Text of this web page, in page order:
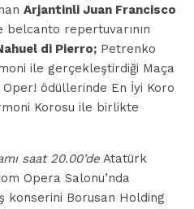
Arjantinli Juan Francisco
belcanto repertuvarının
di Pierro; Petrenko
ile gerçekleştirdiği Maça
Oper! ödüllerinde En İyi Koro
Korosu ile birlikte
saat 20.00’de Atatürk
Opera Salonu’nda
konserini Borusan Holding